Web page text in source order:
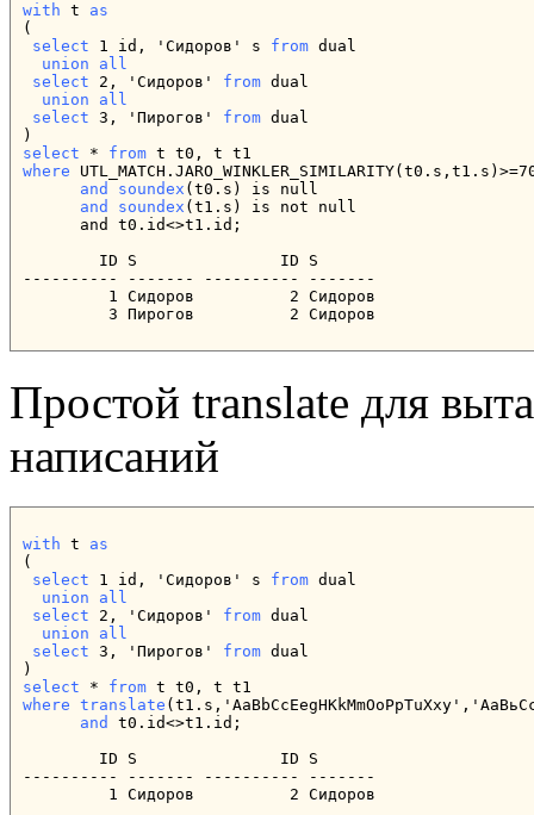
with t as
(
select 1 id, 'Сидоров' s from dual
union all
select 2, 'Cидoров' from dual
union all
select 3, 'Пирогов' from dual
select * from
where
and
soundex (t0.s) is null
and
soundex (t1.s) is not null
      and t0.id<>t1.id;
        ID S               ID S
---------- ------- ---------- -------
         1 Сидоров          2 Cидoров
         3 Пирогов          2 Cидoров
Простой translate для
написаний
with t as
(
select 1 id, 'Сидоров' s from dual
union all
select 2, 'Cидoров' from dual
union all
select 3, 'Пирогов' from dual
select * from
where translate
and
t0.id<>t1.id;
        ID S               ID S
---------- ------- ---------- -------
         1 Сидоров          2 Cидoров